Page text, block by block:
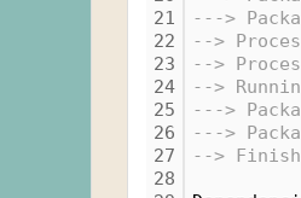
21
22
23
24
25
26
27
28
--->
-->
-->
-->
--->
--->
-->